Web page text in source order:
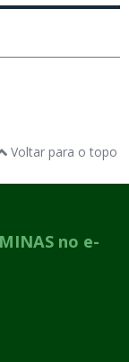
Voltar para o topo
no e-